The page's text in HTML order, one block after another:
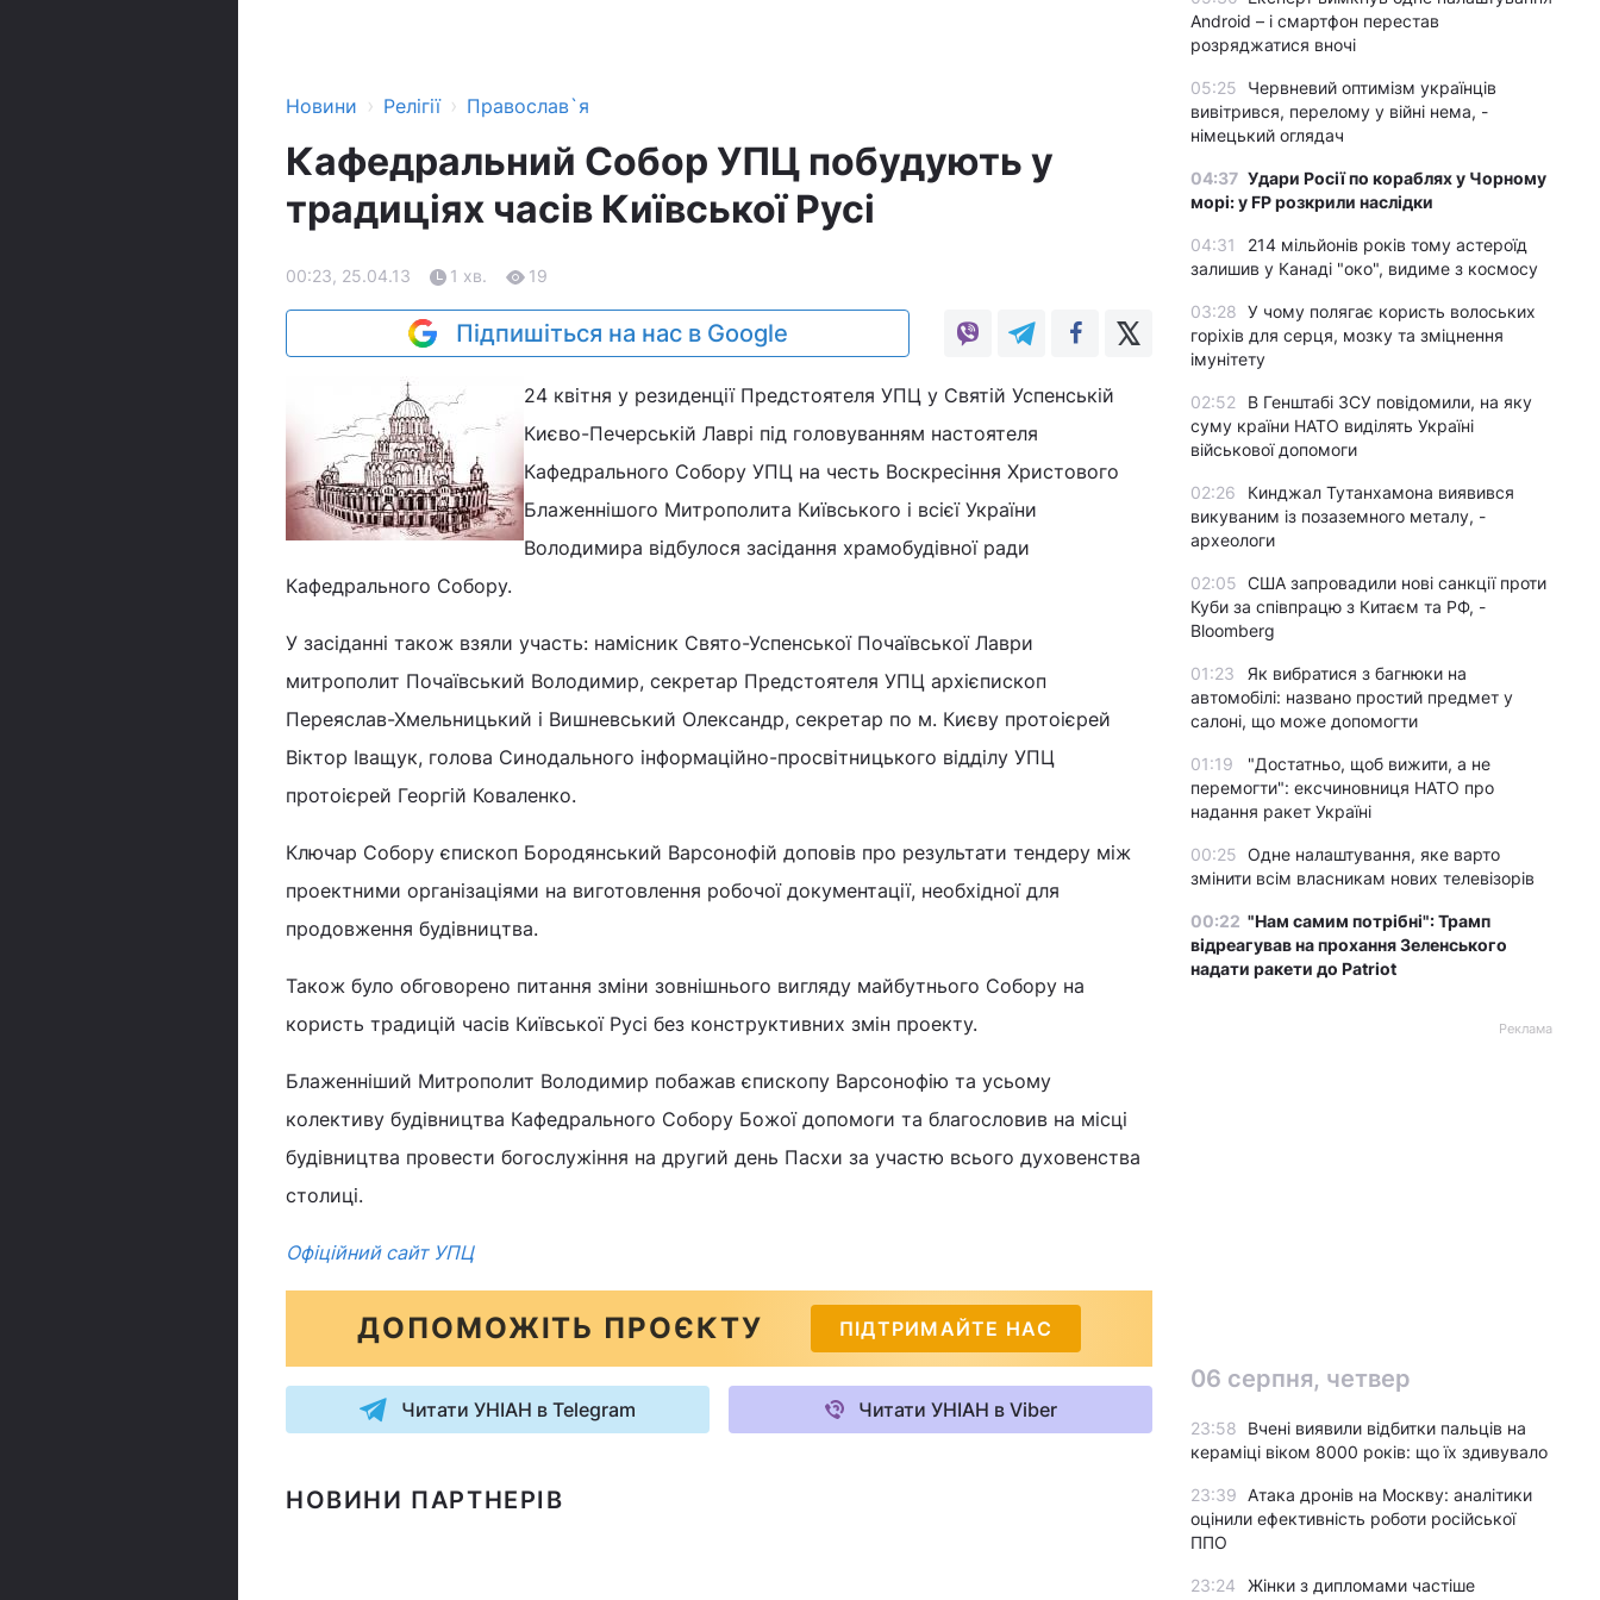
Новини › Релігії › Православ`я
Кафедральний Собор УПЦ побудують у
традиціях часів Київської Русі
00:23, 25.04.13 1 хв. 19
Підпишіться на нас в Google
24 квітня у резиденції Предстоятеля УПЦ у Святій Успенській
Києво-Печерській Лаврі під головуванням настоятеля
Кафедрального Собору УПЦ на честь Воскресіння Христового
Блаженнішого Митрополита Київського і всієї України
Володимира відбулося засідання храмобудівної ради
Кафедрального Собору.
У засіданні також взяли участь: намісник Свято-Успенської Почаївської Лаври
митрополит Почаївський Володимир, секретар Предстоятеля УПЦ архієпископ
Переяслав-Хмельницький і Вишневський Олександр, секретар по м. Києву протоієрей
Віктор Іващук, голова Синодального інформаційно-просвітницького відділу УПЦ
протоієрей Георгій Коваленко.
Ключар Собору єпископ Бородянський Варсонофій доповів про результати тендеру між
проектними організаціями на виготовлення робочої документації, необхідної для
продовження будівництва.
Також було обговорено питання зміни зовнішнього вигляду майбутнього Собору на
користь традицій часів Київської Русі без конструктивних змін проекту.
Блаженніший Митрополит Володимир побажав єпископу Варсонофію та усьому
колективу будівництва Кафедрального Собору Божої допомоги та благословив на місці
будівництва провести богослужіння на другий день Пасхи за участю всього духовенства
столиці.
Офіційний сайт УПЦ
ДОПОМОЖІТЬ ПРОЄКТУ ПІДТРИМАЙТЕ НАС
Читати УНІАН в Telegram Читати УНІАН в Viber
НОВИНИ ПАРТНЕРІВ
Android – і смартфон перестав
розряджатися вночі
05:25
Червневий оптимізм українців
вивітрився, перелому у війні нема, -
німецький оглядач
04:37 Удари Росії по кораблях у Чорному
морі: у FP розкрили наслідки
04:31
214 мільйонів років тому астероїд
залишив у Канаді "око", видиме з космосу
03:28 У чому полягає користь волоських
горіхів для серця, мозку та зміцнення
імунітету
02:52
В Генштабі ЗСУ повідомили, на яку
суму країни НАТО виділять Україні
військової допомоги
02:26
Кинджал Тутанхамона виявився
викуваним із позаземного металу, -
археологи
02:05 США запровадили нові санкції проти
Куби за співпрацю з Китаєм та РФ, -
Bloomberg
01:23
Як вибратися з багнюки на
автомобілі: названо простий предмет у
салоні, що може допомогти
01:19
"Достатньо, щоб вижити, а не
перемогти": ексчиновниця НАТО про
надання ракет Україні
00:25 Одне налаштування, яке варто
змінити всім власникам нових телевізорів
00:22 "Нам самим потрібні": Трамп
відреагував на прохання Зеленського
надати ракети до Patriot
Реклама
06 серпня, четвер
23:58
Вчені виявили відбитки пальців на
кераміці віком 8000 років: що їх здивувало
23:39
Атака дронів на Москву: аналітики
оцінили ефективність роботи російської
ППО
23:24
Жінки з дипломами частіше